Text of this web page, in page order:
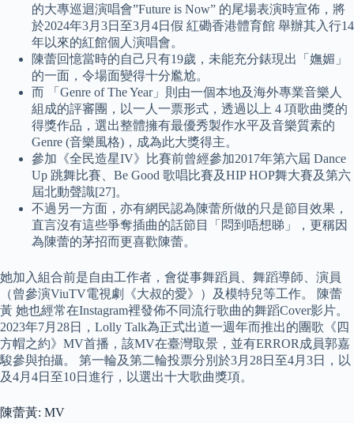
的大專巡迴演唱會”Future is Now” 的尾場表演時宣佈，將
於2024年3月3日至3月4日假 紅磡香港體育館 舉辦其入行14
年以來的紅館個人演唱會。
陳蕾回憶當時的自己只有19歲，未能充分錶現出「嫵媚」
的一面，令場面變得十分尷尬。
而 「Genre of The Year」則由一個本地及海外專業音樂人
組成的評審團，以一人一票形式，透過以上 4 項歌曲獎的
得獎作品，選出整體擁有最優秀製作水平及音樂質素的
Genre (音樂風格)，成為此大獎得主。
參加《全民造星IV》比賽前曾經參加2017年第六屆 Dance
Up 跳舞比賽、Be Good 歌唱比賽及HIP HOP舞大賽及第六
屆北動聲識[27]。
不過另一方面，亦有網民認為陳蕾所做的只是節目效果，
直言沒有這些爭奪插曲的話節目「悶到唔想睇」，更稱因
為陳蕾的茅招而更喜歡陳蕾。
她加入組合前是自由工作者，會從事舞蹈員、舞蹈導師、演員
（曾參演ViuTV電視劇《大叔的愛》）及模特兒等工作。 陳蕾
黃 她也經常在Instagram裡發佈不同流行歌曲的舞蹈Cover影片。
2023年7月28日，Lolly Talk為正式出道一週年而推出的團歌《四
方帽之約》MV首播，該MV在臺灣取景，並有ERROR成員郭嘉
駿參與拍攝。 第一輪及第二輪投票分別於3月28日至4月3日，以
及4月4日至10日進行，以選出十大歌曲獎項。
陳蕾黃: MV